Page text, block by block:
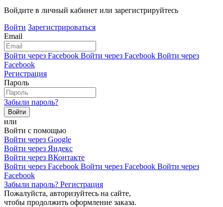
Войдите в личный кабинет или зарегистрируйтесь
Войти Зарегистрироваться
Email
Войти через Facebook Войти через Facebook Войти через
Facebook
Регистрация
Пароль
Забыли пароль?
или
Войти с помощью
Войти через Google
Войти через Яндекс
Войти через ВКонтакте
Войти через Facebook Войти через Facebook Войти через
Facebook
Забыли пароль? Регистрация
Пожалуйста, авторизуйтесь на сайте,
чтобы продолжить оформление заказа.